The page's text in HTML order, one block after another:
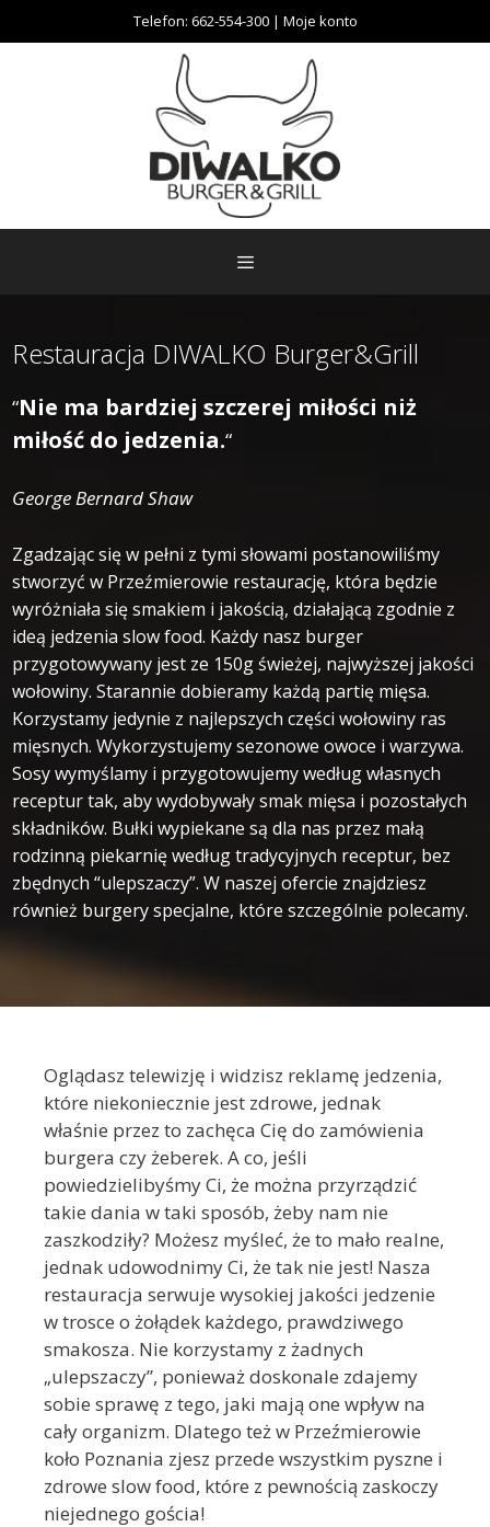
do
Telefon: 662-554-300| Moje konto
Restauracja DIWALKO Burger&Grill
“Nie ma bardziej szczerej miłości niż
miłość do jedzenia.“
George Bernard Shaw
Zgadzając się w pełni z tymi słowami postanowiliśmy
stworzyć w Przeźmierowie restaurację, która będzie
wyróżniała się smakiem i jakością, działającą zgodnie z
ideą jedzenia slow food. Każdy nasz burger
przygotowywany jest ze 150g świeżej, najwyższej jakości
wołowiny. Starannie dobieramy każdą partię mięsa.
Korzystamy jedynie z najlepszych części wołowiny ras
mięsnych. Wykorzystujemy sezonowe owoce i warzywa.
Sosy wymyślamy i przygotowujemy według własnych
receptur tak, aby wydobywały smak mięsa i pozostałych
składników. Bułki wypiekane są dla nas przez małą
rodzinną piekarnię według tradycyjnych receptur, bez
zbędnych “ulepszaczy”. W naszej ofercie znajdziesz
również burgery specjalne, które szczególnie polecamy.
Oglądasz telewizję i widzisz reklamę jedzenia,
które niekoniecznie jest zdrowe, jednak
właśnie przez to zachęca Cię do zamówienia
burgera czy żeberek. A co, jeśli
powiedzielibyśmy Ci, że można przyrządzić
takie dania w taki sposób, żeby nam nie
zaszkodziły? Możesz myśleć, że to mało realne,
jednak udowodnimy Ci, że tak nie jest! Nasza
restauracja serwuje wysokiej jakości jedzenie
w trosce o żołądek każdego, prawdziwego
smakosza. Nie korzystamy z żadnych
„ulepszaczy”, ponieważ doskonale zdajemy
sobie sprawę z tego, jaki mają one wpływ na
cały organizm. Dlatego też w Przeźmierowie
koło Poznania zjesz przede wszystkim pyszne i
zdrowe slow food, które z pewnością zaskoczy
niejednego gościa!